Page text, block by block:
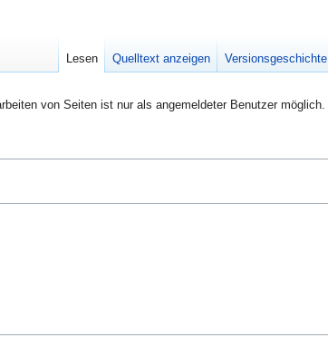
von Seiten ist nur als angemeldeter Benutzer möglich.
Lesen Quelltext anzeigen Versionsgeschichte